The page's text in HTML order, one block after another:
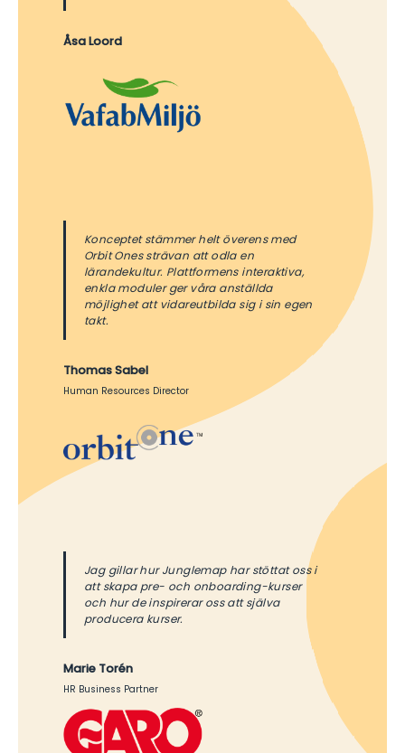
Åsa Loord
Konceptet stämmer helt överens med
Orbit Ones strävan att odla en
lärandekultur. Plattformens interaktiva,
enkla moduler ger våra anställda
möjlighet att vidareutbilda sig i sin egen
takt.
Thomas Sabel
Human Resources Director
Jag gillar hur Junglemap har stöttat oss i
att skapa pre- och onboarding-kurser
och hur de inspirerar oss att själva
producera kurser.
Marie Torén
HR Business Partner